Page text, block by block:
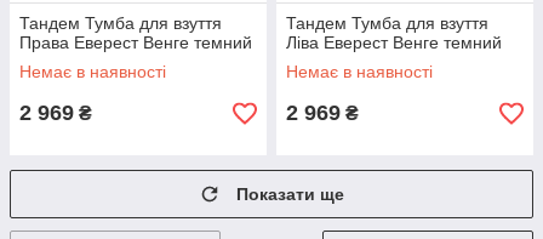
Тандем Тумба для взуття
Права Еверест Венге темний
Немає в наявності
2 969 ₴
Тандем Тумба для взуття
Ліва Еверест Венге темний
Немає в наявності
2 969 ₴
Показати ще